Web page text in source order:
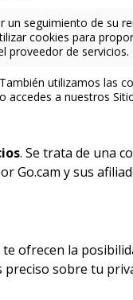
seguimiento de su
cookies para
proveedor de servicios.
utilizamos las
a nuestros
. Se trata de una
Go.cam y sus
ofrecen la
sobre tu